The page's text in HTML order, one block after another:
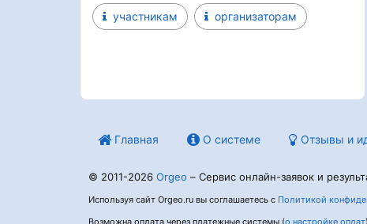
участникам организаторам
Главная О системе Отзывы и
© 2011-2026 Orgeo – Сервис онлайн-заявок и
Используя сайт Orgeo.ru вы соглашаетесь с Политикой
Возможна оплата через платежные системы (о настройке оплат